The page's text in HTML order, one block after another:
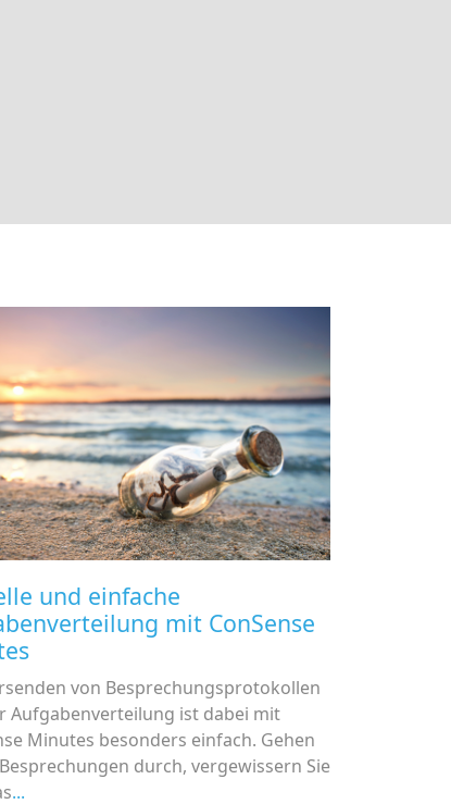
und einfache
mit ConSense
von Besprechungsprotokollen
Aufgabenverteilung ist dabei mit
Minutes besonders einfach. Gehen
durch, vergewissern Sie
...